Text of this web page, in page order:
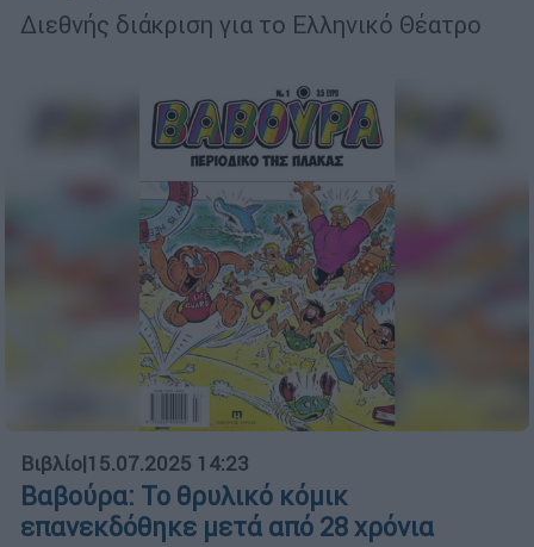
Διεθνής διάκριση για το Ελληνικό Θέατρο
Βιβλίο|15.07.2025 14:23
Βαβούρα: Το θρυλικό κόμικ
επανεκδόθηκε μετά από 28 χρόνια